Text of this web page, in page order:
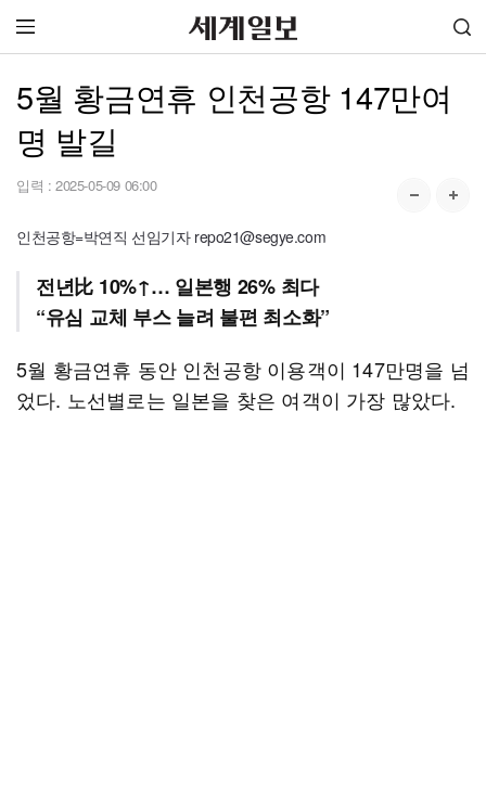
5월 황금연휴 인천공항 147만여
명 발길
입력 : 2025-05-09 06:00
인천공항=박연직 선임기자 repo21@segye.com
전년比 10%↑… 일본행 26% 최다
“유심 교체 부스 늘려 불편 최소화”
5월 황금연휴 동안 인천공항 이용객이 147만명을 넘
었다. 노선별로는 일본을 찾은 여객이 가장 많았다.